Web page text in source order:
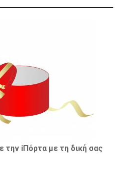
την iΠόρτα με τη δική σας